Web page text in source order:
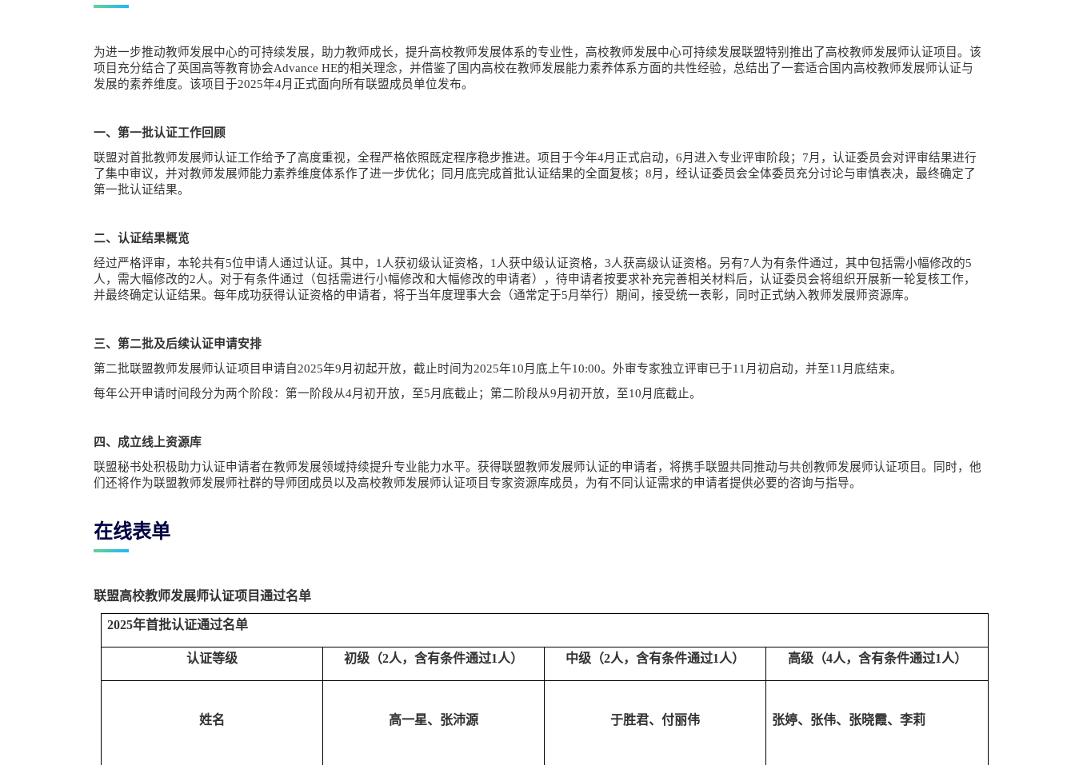
为进一步推动教师发展中心的可持续发展，助力教师成长，提升高校教师发展体系的专业性，高校教师发展中心可持续发展联盟特别推出了高校教师发展师认证项目。该
项目充分结合了英国高等教育协会Advance HE的相关理念，并借鉴了国内高校在教师发展能力素养体系方面的共性经验，总结出了一套适合国内高校教师发展师认证与
发展的素养维度。该项目于2025年4月正式面向所有联盟成员单位发布。
一、第一批认证工作回顾
联盟对首批教师发展师认证工作给予了高度重视，全程严格依照既定程序稳步推进。项目于今年4月正式启动，6月进入专业评审阶段；7月，认证委员会对评审结果进行
了集中审议，并对教师发展师能力素养维度体系作了进一步优化；同月底完成首批认证结果的全面复核；8月，经认证委员会全体委员充分讨论与审慎表决，最终确定了
第一批认证结果。
二、认证结果概览
经过严格评审，本轮共有5位申请人通过认证。其中，1人获初级认证资格，1人获中级认证资格，3人获高级认证资格。另有7人为有条件通过，其中包括需小幅修改的5
人，需大幅修改的2人。对于有条件通过（包括需进行小幅修改和大幅修改的申请者），待申请者按要求补充完善相关材料后，认证委员会将组织开展新一轮复核工作，
并最终确定认证结果。每年成功获得认证资格的申请者，将于当年度理事大会（通常定于5月举行）期间，接受统一表彰，同时正式纳入教师发展师资源库。
三、第二批及后续认证申请安排
第二批联盟教师发展师认证项目申请自 2025年9月初起开放，截止时间为2025年10月底上午10:00。外审专家独立评审已于11月初启动，并至11月底结束。
每年公开申请时间段分为两个阶段：第一阶段从4月初开放，至5月底截止；第二阶段从9月初开放，至10月底截止。
四、成立线上资源库
联盟秘书处积极助力认证申请者在教师发展领域持续提升专业能力水平。获得联盟教师发展师认证的申请者，将携手联盟共同推动与共创教师发展师认证项目。同时，他
们还将作为联盟教师发展师社群的导师团成员以及高校教师发展师认证项目专家资源库成员，为有不同认证需求的申请者提供必要的咨询与指导。
在线表单
联盟高校教师发展师认证项目通过名单
2025年首批认证通过名单
认证等级 初级（2人，含有条件通过1人） 中级（2人，含有条件通过1人） 高级（4人，含有条件通过1人）
姓名 高一星、张沛源 于胜君、付丽伟 张婷、张伟、张晓霞、李莉